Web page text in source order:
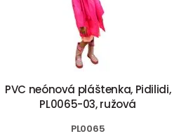
PVC neónová pláštenka, Pidilidi,
PL0065-03, ružová
PL0065